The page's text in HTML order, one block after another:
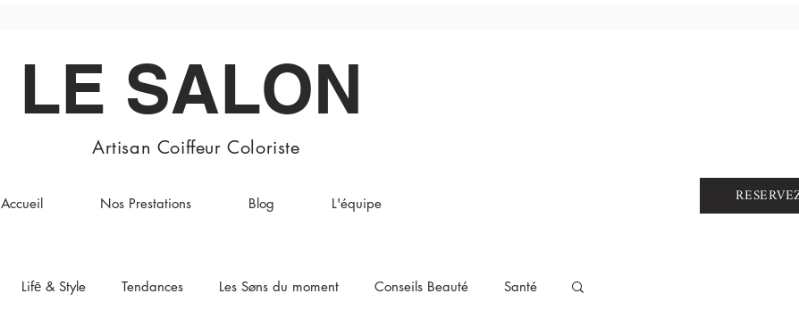
LE SALON
Artisan Coiffeur Coloriste
Accueil Nos Prestations Blog L'équipe
Lifē & Style Tendances Les Søns du moment Conseils Beauté Santé